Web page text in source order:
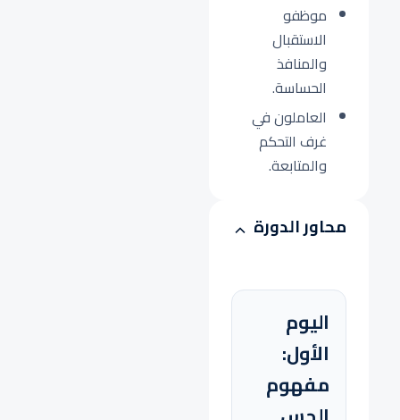
موظفو
الاستقبال
والمنافذ
الحساسة.
العاملون في
غرف التحكم
والمتابعة.
محاور الدورة
اليوم
الأول:
مفهوم